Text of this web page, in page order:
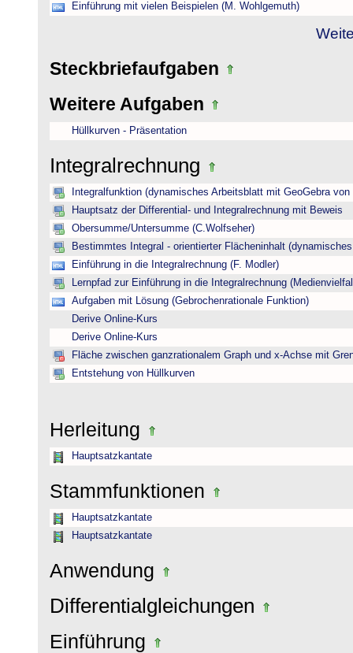
Einführung mit vielen Beispielen (M. Wohlgemuth)
Steckbriefaufgaben
Weitere Aufgaben
Hüllkurven - Präsentation
Integralrechnung
Integralfunktion (dynamisches Arbeitsblatt mit GeoGebra
Hauptsatz der Differential- und Integralrechnung mit Beweis
Obersumme/Untersumme (C.Wolfseher)
Bestimmtes Integral - orientierter Flächeninhalt
Einführung in die Integralrechnung (F. Modler)
Lernpfad zur Einführung in die Integralrechnung
Aufgaben mit Lösung (Gebrochenrationale Funktion)
Derive Online-Kurs
Derive Online-Kurs
Fläche zwischen ganzrationalem Graph und x-Achse mit
Entstehung von Hüllkurven
Herleitung
Hauptsatzkantate
Stammfunktionen
Hauptsatzkantate
Hauptsatzkantate
Anwendung
Differentialgleichungen
Einführung